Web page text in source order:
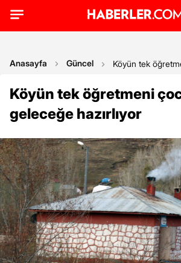
Anasayfa Güncel Köyün tek
Köyün tek öğretmeni
geleceğe hazırlıyor